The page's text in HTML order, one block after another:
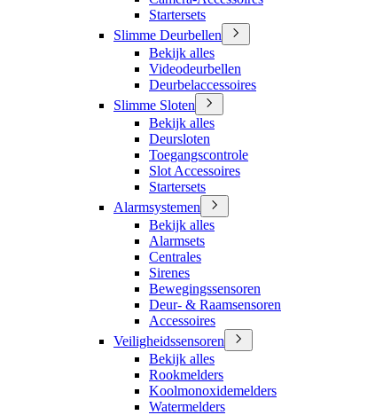
Startersets
Slimme Deurbellen
Bekijk alles
Videodeurbellen
Deurbelaccessoires
Slimme Sloten
Bekijk alles
Deursloten
Toegangscontrole
Slot Accessoires
Startersets
Alarmsystemen
Bekijk alles
Alarmsets
Centrales
Sirenes
Bewegingssensoren
Deur- & Raamsensoren
Accessoires
Veiligheidssensoren
Bekijk alles
Rookmelders
Koolmonoxidemelders
Watermelders